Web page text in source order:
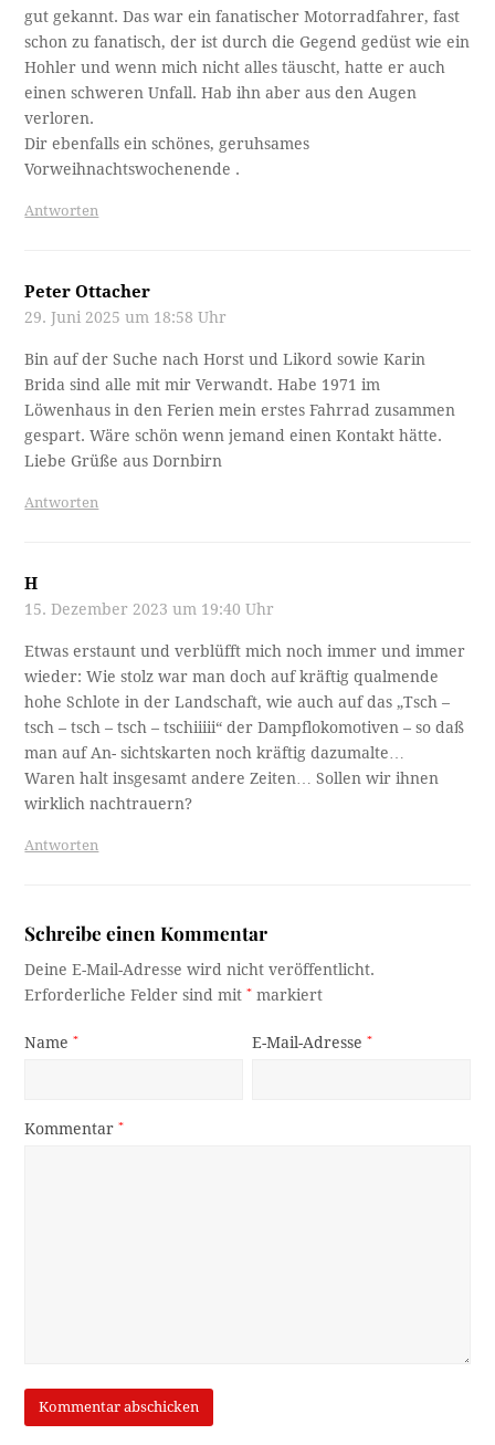
gut gekannt. Das war ein fanatischer Motorradfahrer, fast
schon zu fanatisch, der ist durch die Gegend gedüst wie ein
Hohler und wenn mich nicht alles täuscht, hatte er auch
einen schweren Unfall. Hab ihn aber aus den Augen
verloren.
Dir ebenfalls ein schönes, geruhsames
Vorweihnachtswochenende .
Antworten
Peter Ottacher
29. Juni 2025 um 18:58 Uhr
Bin auf der Suche nach Horst und Likord sowie Karin
Brida sind alle mit mir Verwandt. Habe 1971 im
Löwenhaus in den Ferien mein erstes Fahrrad zusammen
gespart. Wäre schön wenn jemand einen Kontakt hätte.
Liebe Grüße aus Dornbirn
Antworten
H
15. Dezember 2023 um 19:40 Uhr
Etwas erstaunt und verblüfft mich noch immer und immer
wieder: Wie stolz war man doch auf kräftig qualmende
hohe Schlote in der Landschaft, wie auch auf das „Tsch –
tsch – tsch – tsch – tschiiiii“ der Dampflokomotiven – so daß
man auf An- sichtskarten noch kräftig dazumalte…
Waren halt insgesamt andere Zeiten… Sollen wir ihnen
wirklich nachtrauern?
Antworten
Schreibe einen Kommentar
Deine E-Mail-Adresse wird nicht veröffentlicht.
Erforderliche Felder sind mit* markiert
Name* E-Mail-Adresse*
Kommentar*